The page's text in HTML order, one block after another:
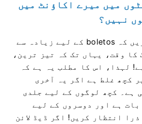
24 گھنٹوں میں میرے اکاؤنٹ میں
نہیں؟
براہ کرم نوٹ کریں کہ boletos کے لیے زیادہ سے
کا وقت، یہاں تک کہ تیز ترین،
لہذا، اس کا مطلب یہ ہے کہ
کچھ غلط ہے اگر یہ آخری
ہے۔ کچھ لوگوں کے لیے جلدی
ہے اور دوسروں کے لیے
انتظار کریں! اگر ڈیڈ لائن